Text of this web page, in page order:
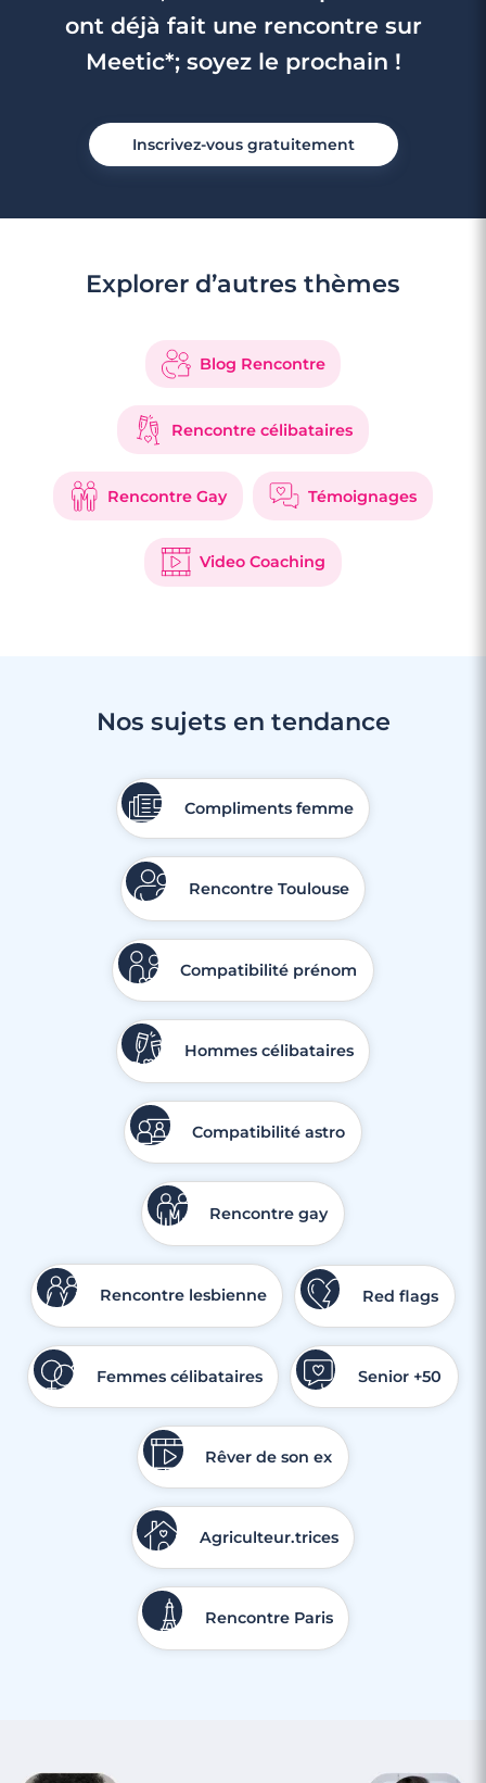
Rencontre à Bandol
3 minutes
Rencontre à Sanary-sur-Mer
Rencontre à Brignoles
ont déjà fait une rencontre sur
Meetic*; soyez le prochain !
Inscrivez-vous gratuitement
Explorer d’autres thèmes
Blog Rencontre
Rencontre célibataires
Rencontre Gay Témoignages
Video Coaching
Nos sujets en tendance
Compliments femme
Rencontre Toulouse
Compatibilité prénom
Hommes célibataires
Compatibilité astro
Rencontre gay
Rencontre lesbienne Red flags
Femmes célibataires Senior +50
Rêver de son ex
Agriculteur.trices
Rencontre Paris